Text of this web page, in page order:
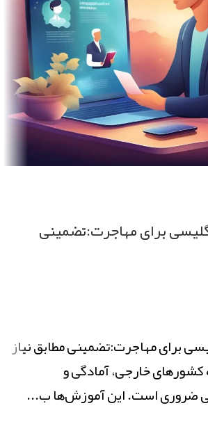
برای مهاجرت:تضمینی
برای مهاجرت:تضمینی مطابق نیاز
خارجی، آمادگی و
است. این آموزش‌ها ب...